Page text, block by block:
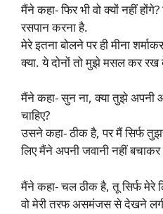
मैंने कहा- फिर भी वो क्यों नहीं
रसपान करना है.
मेरे इतना बोलने पर ही मीना
क्या. ये दोनों तो मुझे मसल कर रख
मैंने कहा- सुन ना, क्या तुझे अपनी
चाहिए?
उसने कहा- ठीक है, पर मैं सिर्फ
लिए मैंने अपनी जवानी नहीं
मैंने कहा- चल ठीक है, तू सिर्फ मेरे
वो मेरी तरफ असमंजस से देखने